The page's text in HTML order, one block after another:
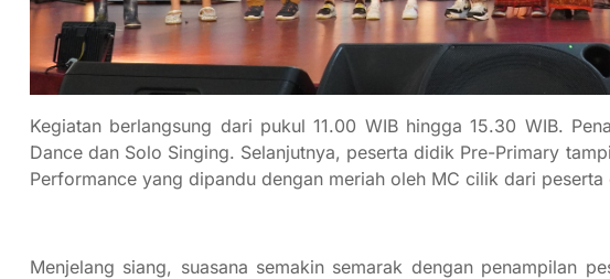
Kegiatan berlangsung dari pukul 11.00 WIB hingga 15.30 WIB.
Dance dan Solo Singing. Selanjutnya, peserta didik Pre-Primary
Performance yang dipandu dengan meriah oleh MC cilik dari peserta
Menjelang siang, suasana semakin semarak dengan penampilan